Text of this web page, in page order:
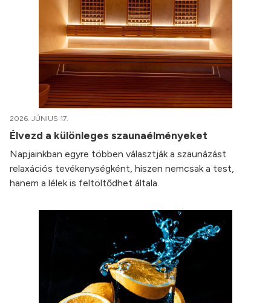
2026. JÚNIUS 17.
Élvezd a különleges szaunaélményeket
Napjainkban egyre többen választják a szaunázást
relaxációs tevékenységként, hiszen nemcsak a test,
hanem a lélek is feltöltődhet általa.